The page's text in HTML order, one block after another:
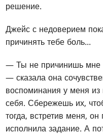
решение.
Джейс с недоверием
причинять тебе боль...
— Ты не причинишь
— сказала она
воспоминания у меня
себя. Сбережешь их,
тогда, встретив меня,
исполнила задание. А